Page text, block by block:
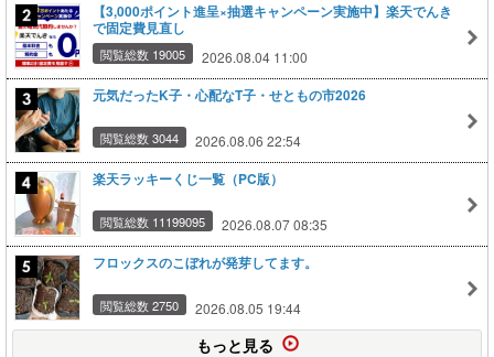
【3,000ポイント進呈×抽選キャンペーン実施中】楽天でんき
で固定費見直し
閲覧総数 19005 2026.08.04 11:00
元気だったK子・心配なT子・せともの市2026
閲覧総数 3044 2026.08.06 22:54
楽天ラッキーくじ一覧（PC版）
閲覧総数 11199095 2026.08.07 08:35
フロックスのこぼれが発芽してます。
閲覧総数 2750 2026.08.05 19:44
もっと見る